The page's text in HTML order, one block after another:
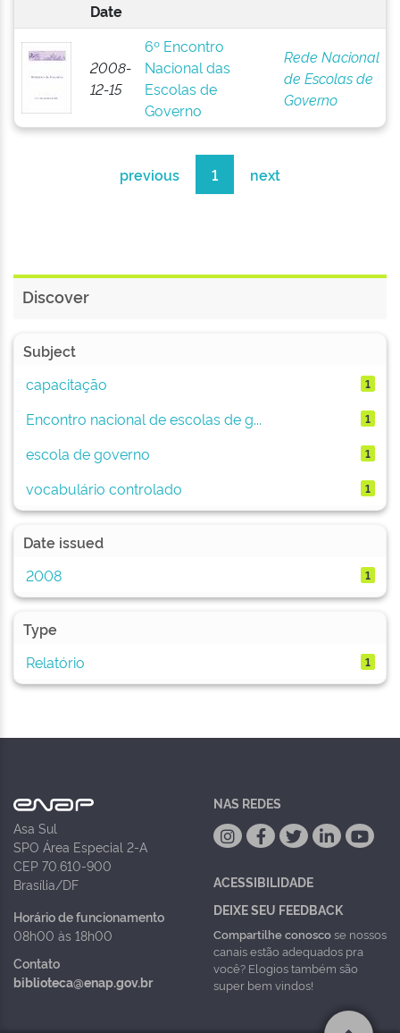
Date
2008-
12-15
6º Encontro
Nacional das
Escolas de
Governo
Rede Nacional
de Escolas de
Governo
previous 1 next
Discover
Subject
capacitação
1
Encontro nacional de escolas de g... 1
escola de governo 1
vocabulário controlado 1
Date issued
2008
1
Type
Relatório
1
Asa Sul
SPO Área Especial 2-A
CEP 70.610-900
Brasília/DF
Horário de funcionamento
08h00 às 18h00
Contato
biblioteca@enap.gov.br
NAS REDES
ACESSIBILIDADE
DEIXE SEU FEEDBACK
Compartilhe conoscose nossos
canais estão adequados pra
você? Elogios também são
super bem vindos!